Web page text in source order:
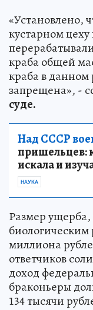
«Установлено,
кустарном
краба общей
краба в данном
запрещена», -
суде.
Над СССР
пришельцев:
искала и
НАУКА
Размер
биологическим
миллиона
ответчиков
доход
браконьеры
134 тысячи